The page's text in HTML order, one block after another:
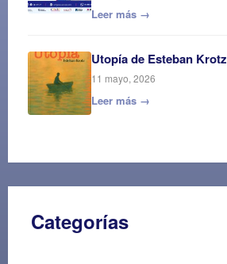
Leer más →
Utopía de Esteban Krotz
11 mayo, 2026
Leer más →
Categorías